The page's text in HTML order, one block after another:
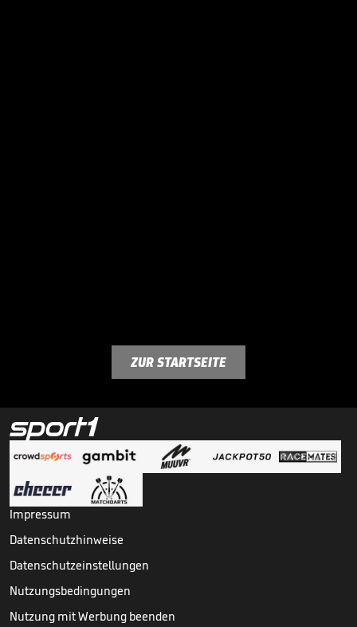
ZUR STARTSEITE
Impressum
Datenschutzhinweise
Datenschutzeinstellungen
Nutzungsbedingungen
Nutzung mit Werbung beenden